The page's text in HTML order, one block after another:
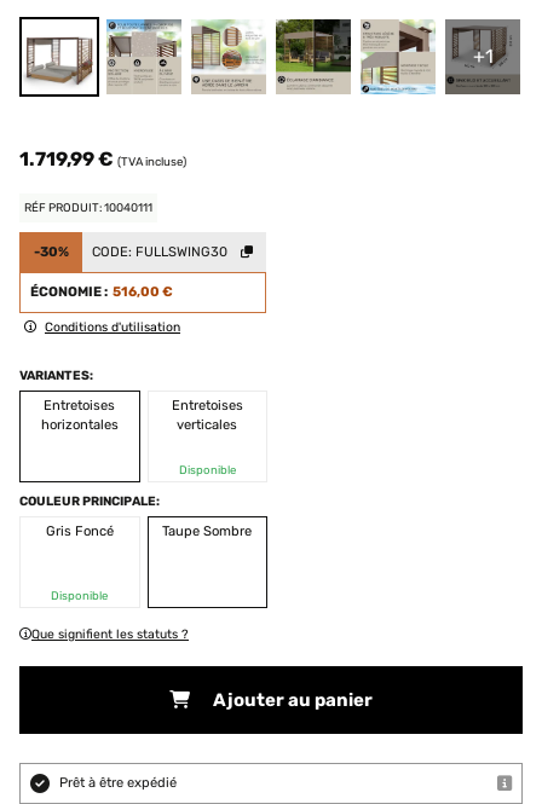
+1
1.719,99 € (TVA incluse)
RÉF PRODUIT: 10040111
-30% CODE: FULLSWING30
ÉCONOMIE : 516,00 €
Conditions d'utilisation
VARIANTES:
Entretoises
horizontales
Entretoises
verticales
Disponible
COULEUR PRINCIPALE:
Gris Foncé
Disponible
Taupe Sombre
Que signifient les statuts ?
Ajouter au panier
Prêt à être expédié